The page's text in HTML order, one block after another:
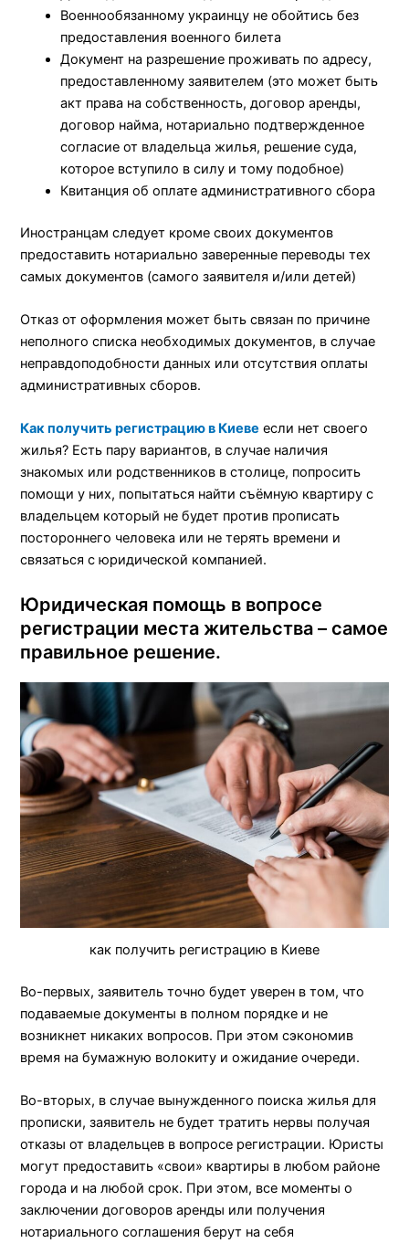
Военнообязанному украинцу не обойтись без
предоставления военного билета
Документ на разрешение проживать по адресу,
предоставленному заявителем (это может быть
акт права на собственность, договор аренды,
договор найма, нотариально подтвержденное
согласие от владельца жилья, решение суда,
которое вступило в силу и тому подобное)
Квитанция об оплате административного сбора
Иностранцам следует кроме своих документов
предоставить нотариально заверенные переводы тех
самых документов (самого заявителя и/или детей)
Отказ от оформления может быть связан по причине
неполного списка необходимых документов, в случае
неправдоподобности данных или отсутствия оплаты
административных сборов.
Как получить регистрацию в Киеве если нет своего
жилья? Есть пару вариантов, в случае наличия
знакомых или родственников в столице, попросить
помощи у них, попытаться найти съёмную квартиру с
владельцем который не будет против прописать
постороннего человека или не терять времени и
связаться с юридической компанией.
Юридическая помощь в вопросе
регистрации места жительства – самое
правильное решение.
как получить регистрацию в Киеве
Во-первых, заявитель точно будет уверен в том, что
подаваемые документы в полном порядке и не
возникнет никаких вопросов. При этом сэкономив
время на бумажную волокиту и ожидание очереди.
Во-вторых, в случае вынужденного поиска жилья для
прописки, заявитель не будет тратить нервы получая
отказы от владельцев в вопросе регистрации. Юристы
могут предоставить «свои» квартиры в любом районе
города и на любой срок. При этом, все моменты о
заключении договоров аренды или получения
нотариального соглашения берут на себя